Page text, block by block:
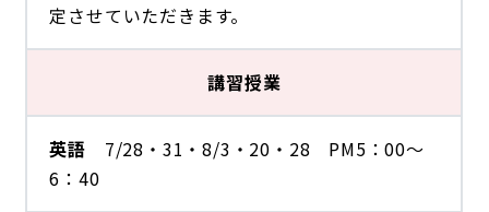
定させていただきます。
講習授業
英語 7/28・31・8/3・20・28 PM5：00～
6：40